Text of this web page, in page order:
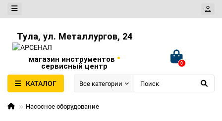
Тула, ул. Металлургов, 24
магазин инструментов •
сервисный центр 0
КАТАЛОГ Все категории
Насосное оборудование